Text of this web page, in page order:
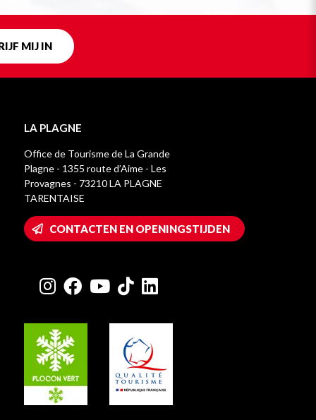
MIJ IN
LA PLAGNE
Office de Tourisme de La Grande
Plagne - 1355 route d’Aime - Les
Provagnes - 73210 LA PLAGNE
TARENTAISE
CONTACTEN EN OPENINGSTIJDEN